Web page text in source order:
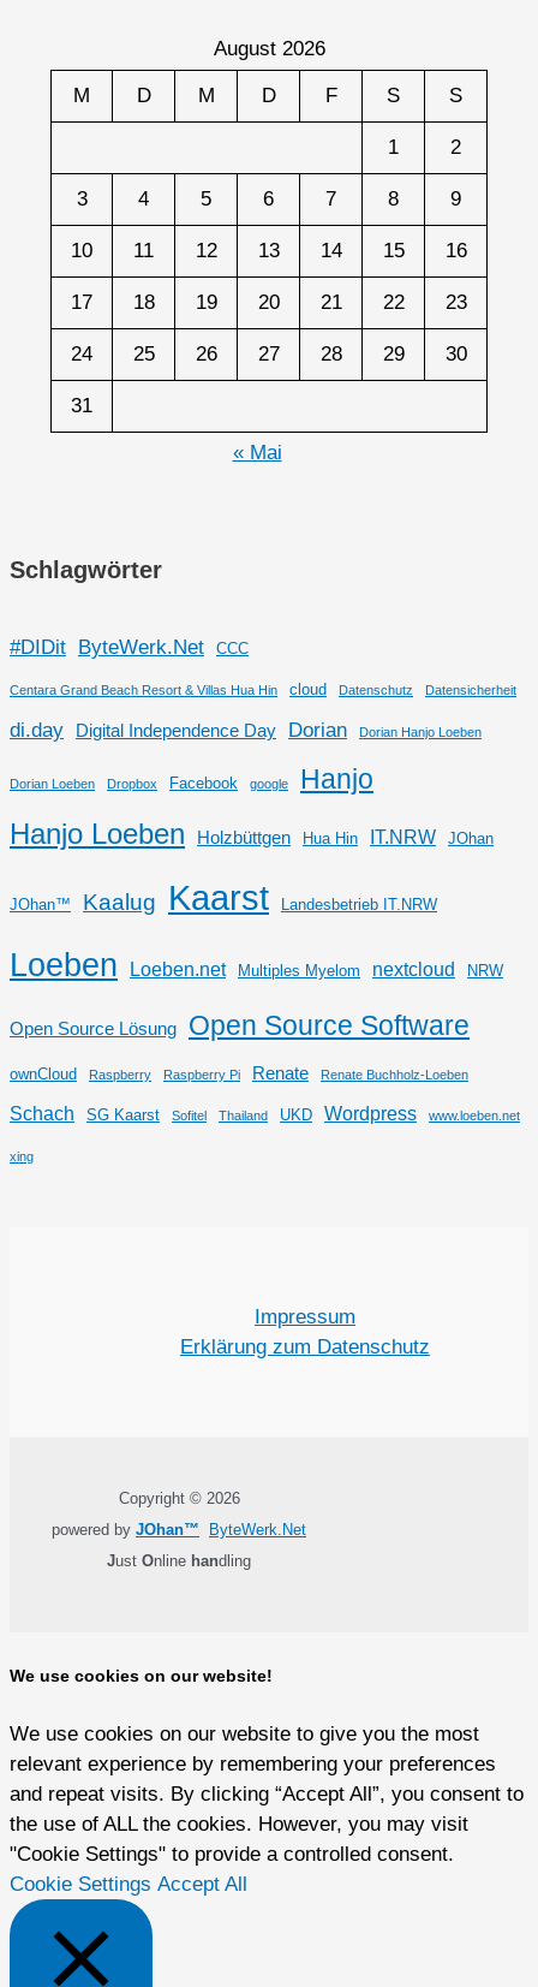
August 2026
M D M D F S S
1 2
3 4 5 6 7 8 9
10 11 12 13 14 15 16
17 18 19 20 21 22 23
24 25 26 27 28 29 30
31
« Mai
Schlagwörter
#DIDit ByteWerk.Net CCC
Centara Grand Beach Resort & Villas Hua Hin cloud Datenschutz Datensicherheit
di.day Digital Independence Day Dorian Dorian Hanjo Loeben
Dorian Loeben Dropbox Facebook google
Hanjo
Hanjo Loeben
Holzbüttgen Hua Hin IT.NRW JOhan
JOhan™ Kaalug Kaarst Landesbetrieb IT.NRW
Loeben Loeben.net Multiples Myelom nextcloud NRW
Open Source Lösung Open Source Software
ownCloud Raspberry Raspberry Pi Renate Renate Buchholz-Loeben
Schach SG Kaarst Sofitel Thailand UKD Wordpress www.loeben.net
xing
Impressum
Erklärung zum Datenschutz
Copyright © 2026
powered by JOhan™
ByteWerk.Net
Just Online handling
We use cookies on our website!
We use cookies on our website to give you the most
relevant experience by remembering your preferences
and repeat visits. By clicking “Accept All”, you consent to
the use of ALL the cookies. However, you may visit
"Cookie Settings" to provide a controlled consent.
Cookie Settings Accept All